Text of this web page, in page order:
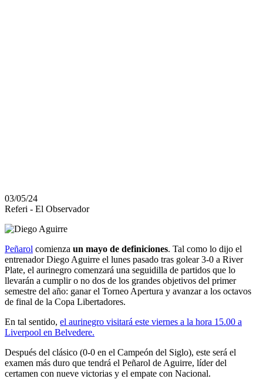
03/05/24
Referi - El Observador
Peñarol comienza un mayo de definiciones. Tal como lo dijo el
entrenador Diego Aguirre el lunes pasado tras golear 3-0 a River
Plate, el aurinegro comenzará una seguidilla de partidos que lo
llevarán a cumplir o no dos de los grandes objetivos del primer
semestre del año: ganar el Torneo Apertura y avanzar a los octavos
de final de la Copa Libertadores.
En tal sentido, el aurinegro visitará este viernes a la hora 15.00 a
Liverpool en Belvedere.
Después del clásico (0-0 en el Campeón del Siglo), este será el
examen más duro que tendrá el Peñarol de Aguirre, líder del
certamen con nueve victorias y el empate con Nacional.